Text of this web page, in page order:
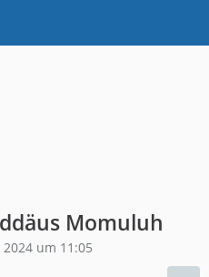
Momuluh
um 11:05